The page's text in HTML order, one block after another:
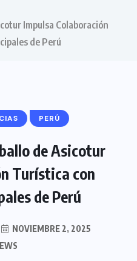
Impulsa Colaboración
de Perú
PERÚ
de Asicotur
Turística con
de Perú
NOVIEMBRE 2, 2025